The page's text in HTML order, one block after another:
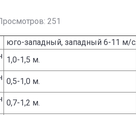
251
юго-западный, западный 6-11 м/с.
1,0-1,5 м.
0,5-1,0 м.
0,7-1,2 м.